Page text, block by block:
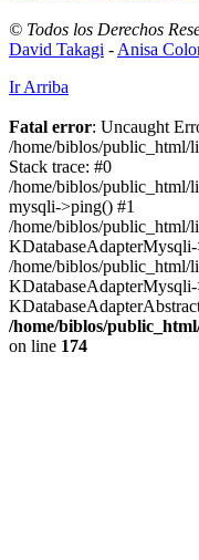
© Todos los Derechos
David Takagi - Anisa
Ir Arriba
Fatal error: Uncaught
/home/biblos/public_html/
Stack trace: #0
/home/biblos/public_html/
mysqli->ping() #1
/home/biblos/public_html/
/home/biblos/public_html/
/home/biblos/
on line 174